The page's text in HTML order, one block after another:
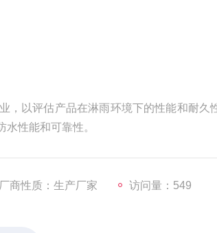
，以评估产品在淋雨环境下的性能和耐久
性能和可靠性。
厂商性质：生产厂家 访问量：549